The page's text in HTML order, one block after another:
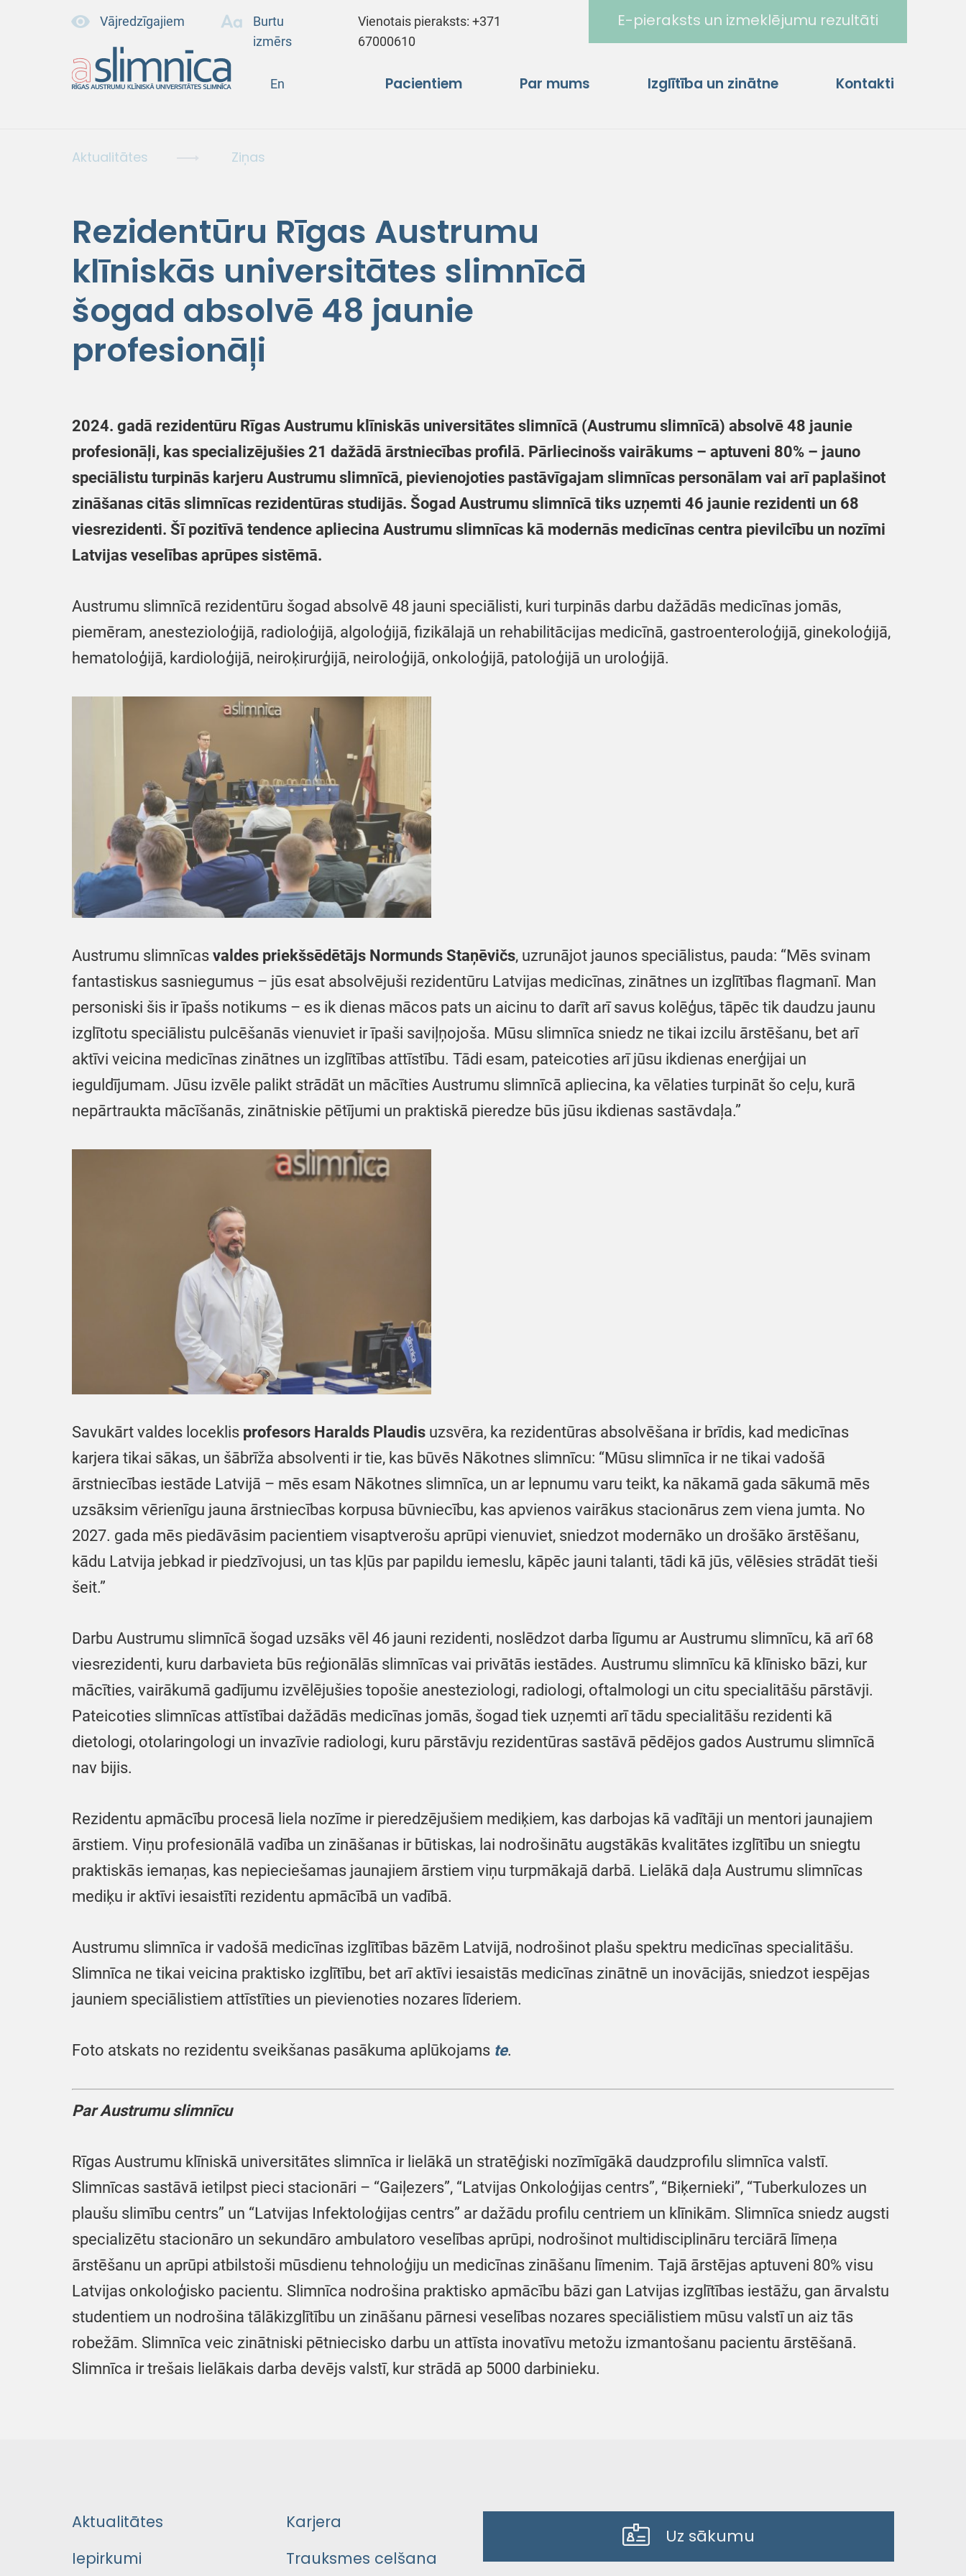
Vājredzīgajiem
Burtu
izmērs
Vienotais pieraksts:+371
67000610
E-pieraksts un izmeklējumu rezultāti
En Pacientiem Par mums Izglītība un zinātne Kontakti
Aktualitātes Ziņas
Rezidentūru Rīgas Austrumu
klīniskās universitātes slimnīcā
šogad absolvē 48 jaunie
profesionāļi
2024. gadā rezidentūru Rīgas Austrumu klīniskās universitātes slimnīcā (Austrumu slimnīcā) absolvē 48 jaunie
profesionāļi, kas specializējušies 21 dažādā ārstniecības profilā. Pārliecinošs vairākums – aptuveni 80% – jauno
speciālistu turpinās karjeru Austrumu slimnīcā, pievienojoties pastāvīgajam slimnīcas personālam vai arī paplašinot
zināšanas citās slimnīcas rezidentūras studijās. Šogad Austrumu slimnīcā tiks uzņemti 46 jaunie rezidenti un 68
viesrezidenti. Šī pozitīvā tendence apliecina Austrumu slimnīcas kā modernās medicīnas centra pievilcību un nozīmi
Latvijas veselības aprūpes sistēmā.
Austrumu slimnīcā rezidentūru šogad absolvē 48 jauni speciālisti, kuri turpinās darbu dažādās medicīnas jomās,
piemēram, anestezioloģijā, radioloģijā, algoloģijā, fizikālajā un rehabilitācijas medicīnā, gastroenteroloģijā, ginekoloģijā,
hematoloģijā, kardioloģijā, neiroķirurģijā, neiroloģijā, onkoloģijā, patoloģijā un uroloģijā.
Austrumu slimnīcas valdes priekšsēdētājs Normunds Staņēvičs, uzrunājot jaunos speciālistus, pauda: “Mēs svinam
fantastiskus sasniegumus – jūs esat absolvējuši rezidentūru Latvijas medicīnas, zinātnes un izglītības flagmanī. Man
personiski šis ir īpašs notikums – es ik dienas mācos pats un aicinu to darīt arī savus kolēģus, tāpēc tik daudzu jaunu
izglītotu speciālistu pulcēšanās vienuviet ir īpaši saviļņojoša. Mūsu slimnīca sniedz ne tikai izcilu ārstēšanu, bet arī
aktīvi veicina medicīnas zinātnes un izglītības attīstību. Tādi esam, pateicoties arī jūsu ikdienas enerģijai un
ieguldījumam. Jūsu izvēle palikt strādāt un mācīties Austrumu slimnīcā apliecina, ka vēlaties turpināt šo ceļu, kurā
nepārtraukta mācīšanās, zinātniskie pētījumi un praktiskā pieredze būs jūsu ikdienas sastāvdaļa.”
Savukārt valdes loceklis profesors Haralds Plaudis uzsvēra, ka rezidentūras absolvēšana ir brīdis, kad medicīnas
karjera tikai sākas, un šābrīža absolventi ir tie, kas būvēs Nākotnes slimnīcu: “Mūsu slimnīca ir ne tikai vadošā
ārstniecības iestāde Latvijā – mēs esam Nākotnes slimnīca, un ar lepnumu varu teikt, ka nākamā gada sākumā mēs
uzsāksim vērienīgu jauna ārstniecības korpusa būvniecību, kas apvienos vairākus stacionārus zem viena jumta. No
2027. gada mēs piedāvāsim pacientiem visaptverošu aprūpi vienuviet, sniedzot modernāko un drošāko ārstēšanu,
kādu Latvija jebkad ir piedzīvojusi, un tas kļūs par papildu iemeslu, kāpēc jauni talanti, tādi kā jūs, vēlēsies strādāt tieši
šeit.”
Darbu Austrumu slimnīcā šogad uzsāks vēl 46 jauni rezidenti, noslēdzot darba līgumu ar Austrumu slimnīcu, kā arī 68
viesrezidenti, kuru darbavieta būs reģionālās slimnīcas vai privātās iestādes. Austrumu slimnīcu kā klīnisko bāzi, kur
mācīties, vairākumā gadījumu izvēlējušies topošie anesteziologi, radiologi, oftalmologi un citu specialitāšu pārstāvji.
Pateicoties slimnīcas attīstībai dažādās medicīnas jomās, šogad tiek uzņemti arī tādu specialitāšu rezidenti kā
dietologi, otolaringologi un invazīvie radiologi, kuru pārstāvju rezidentūras sastāvā pēdējos gados Austrumu slimnīcā
nav bijis.
Rezidentu apmācību procesā liela nozīme ir pieredzējušiem mediķiem, kas darbojas kā vadītāji un mentori jaunajiem
ārstiem. Viņu profesionālā vadība un zināšanas ir būtiskas, lai nodrošinātu augstākās kvalitātes izglītību un sniegtu
praktiskās iemaņas, kas nepieciešamas jaunajiem ārstiem viņu turpmākajā darbā. Lielākā daļa Austrumu slimnīcas
mediķu ir aktīvi iesaistīti rezidentu apmācībā un vadībā.
Austrumu slimnīca ir vadošā medicīnas izglītības bāzēm Latvijā, nodrošinot plašu spektru medicīnas specialitāšu.
Slimnīca ne tikai veicina praktisko izglītību, bet arī aktīvi iesaistās medicīnas zinātnē un inovācijās, sniedzot iespējas
jauniem speciālistiem attīstīties un pievienoties nozares līderiem.
Foto atskats no rezidentu sveikšanas pasākuma aplūkojams te.
Par Austrumu slimnīcu
Rīgas Austrumu klīniskā universitātes slimnīca ir lielākā un stratēģiski nozīmīgākā daudzprofilu slimnīca valstī.
Slimnīcas sastāvā ietilpst pieci stacionāri – “Gaiļezers”, “Latvijas Onkoloģijas centrs”, “Biķernieki”, “Tuberkulozes un
plaušu slimību centrs” un “Latvijas Infektoloģijas centrs” ar dažādu profilu centriem un klīnikām. Slimnīca sniedz augsti
specializētu stacionāro un sekundāro ambulatoro veselības aprūpi, nodrošinot multidisciplināru terciārā līmeņa
ārstēšanu un aprūpi atbilstoši mūsdienu tehnoloģiju un medicīnas zināšanu līmenim. Tajā ārstējas aptuveni 80% visu
Latvijas onkoloģisko pacientu. Slimnīca nodrošina praktisko apmācību bāzi gan Latvijas izglītības iestāžu, gan ārvalstu
studentiem un nodrošina tālākizglītību un zināšanu pārnesi veselības nozares speciālistiem mūsu valstī un aiz tās
robežām. Slimnīca veic zinātniski pētniecisko darbu un attīsta inovatīvu metožu izmantošanu pacientu ārstēšanā.
Slimnīca ir trešais lielākais darba devējs valstī, kur strādā ap 5000 darbinieku.
Aktualitātes
Iepirkumi
Karjera
Trauksmes celšana
Uz sākumu